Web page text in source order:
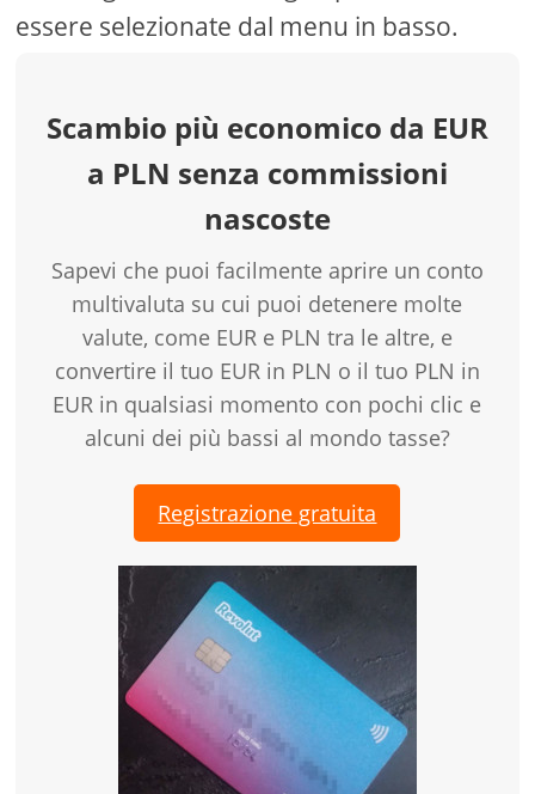
essere selezionate dal menu in basso.
Scambio più economico da EUR
a PLN senza commissioni
nascoste
Sapevi che puoi facilmente aprire un conto
multivaluta su cui puoi detenere molte
valute, come EUR e PLN tra le altre, e
convertire il tuo EUR in PLN o il tuo PLN in
EUR in qualsiasi momento con pochi clic e
alcuni dei più bassi al mondo tasse?
Registrazione gratuita